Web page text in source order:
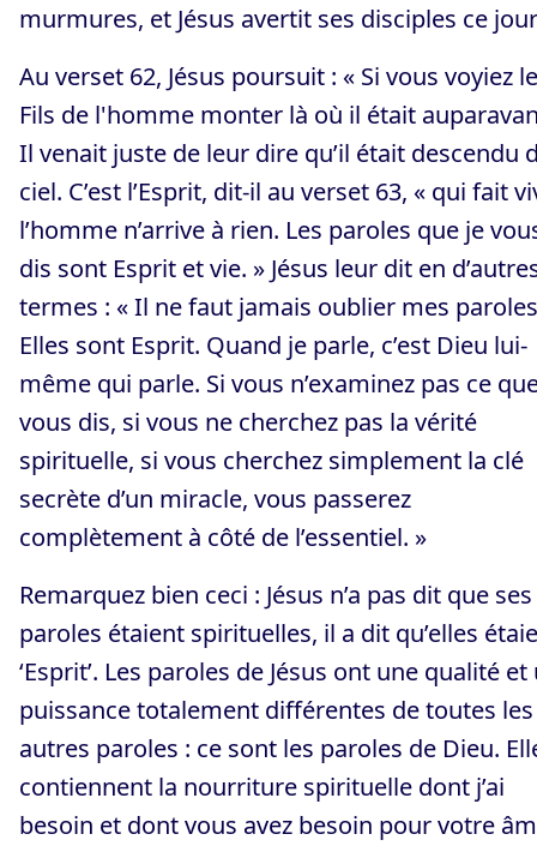
murmures, et Jésus avertit ses disciples ce
Au verset 62, Jésus poursuit : « Si vous voyiez le
Fils de l'homme monter là où il était
Il venait juste de leur dire qu’il était descendu
ciel. C’est l’Esprit, dit-il au verset 63, « qui fait
l’homme n’arrive à rien. Les paroles que je
dis sont Esprit et vie. » Jésus leur dit en
termes : « Il ne faut jamais oublier mes
Elles sont Esprit. Quand je parle, c’est Dieu lui-
même qui parle. Si vous n’examinez pas ce
vous dis, si vous ne cherchez pas la vérité
spirituelle, si vous cherchez simplement la clé
secrète d’un miracle, vous passerez
complètement à côté de l’essentiel. »
Remarquez bien ceci : Jésus n’a pas dit que ses
paroles étaient spirituelles, il a dit qu’elles
‘Esprit’. Les paroles de Jésus ont une qualité et
puissance totalement différentes de toutes les
autres paroles : ce sont les paroles de Dieu.
contiennent la nourriture spirituelle dont j’ai
besoin et dont vous avez besoin pour votre